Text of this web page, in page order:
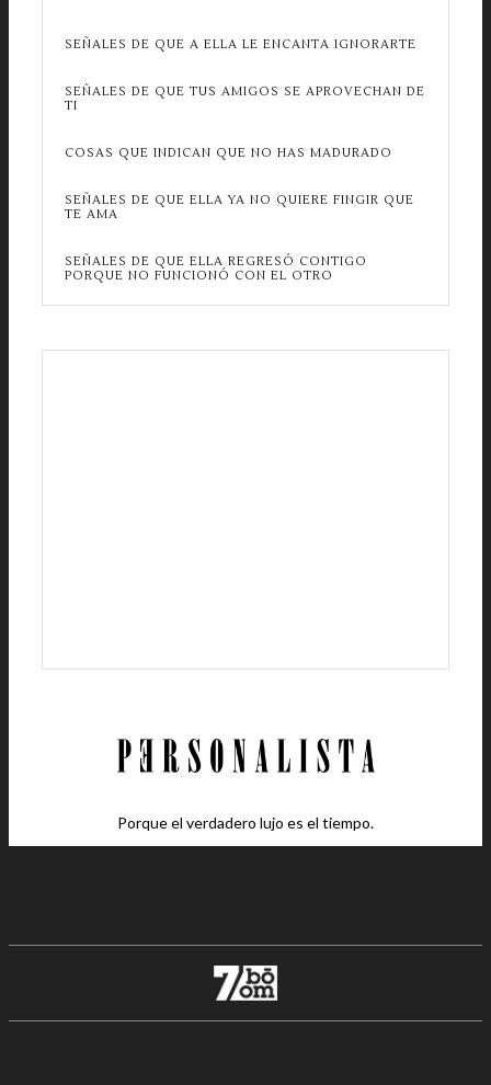
SEÑALES DE QUE A ELLA LE ENCANTA IGNORARTE
SEÑALES DE QUE TUS AMIGOS SE APROVECHAN DE
TI
COSAS QUE INDICAN QUE NO HAS MADURADO
SEÑALES DE QUE ELLA YA NO QUIERE FINGIR QUE
TE AMA
SEÑALES DE QUE ELLA REGRESÓ CONTIGO
PORQUE NO FUNCIONÓ CON EL OTRO
Porque el verdadero lujo es el tiempo.